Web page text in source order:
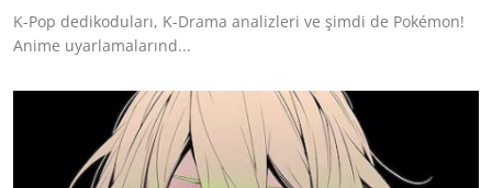
K-Pop dedikoduları, K-Drama analizleri ve şimdi de Pokémon!
Anime uyarlamalarınd...